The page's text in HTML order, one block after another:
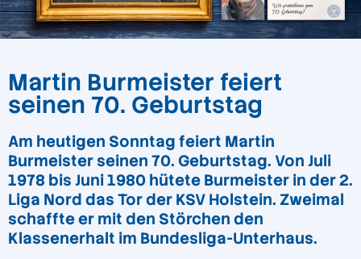
Martin Burmeister feiert
seinen 70. Geburtstag
Am heutigen Sonntag feiert Martin
Burmeister seinen 70. Geburtstag. Von Juli
1978 bis Juni 1980 hütete Burmeister in der 2.
Liga Nord das Tor der KSV Holstein. Zweimal
schaffte er mit den Störchen den
Klassenerhalt im Bundesliga-Unterhaus.